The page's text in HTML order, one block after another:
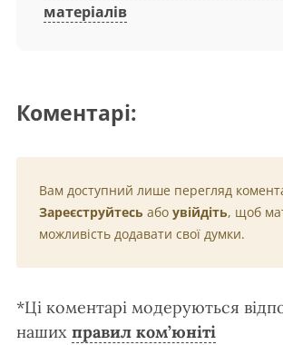
матеріалів
Коментарі:
Вам доступний лише перегляд
Зареєструйтесь або увійдіть, щоб
можливість додавати свої думки.
*Ці коментарі модеруються
наших правил ком’юніті